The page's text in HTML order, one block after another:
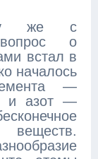
же с
о
встал в
началось
—
и азот —
веществ.